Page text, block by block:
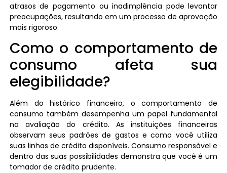
atrasos de pagamento ou inadimplência pode levantar
preocupações, resultando em um processo de aprovação
mais rigoroso.
Como o comportamento de
consumo afeta sua
elegibilidade?
Além do histórico financeiro, o comportamento de
consumo também desempenha um papel fundamental
na avaliação do crédito. As instituições financeiras
observam seus padrões de gastos e como você utiliza
suas linhas de crédito disponíveis. Consumo responsável e
dentro das suas possibilidades demonstra que você é um
tomador de crédito prudente.